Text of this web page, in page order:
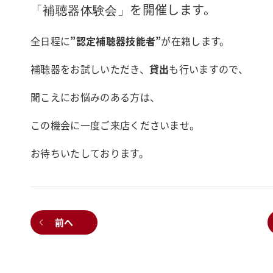
「補聴器体験会」 を開催します。
全日程に”認定補聴器技能者”が在籍します。
補聴器をお試しいただき、 貸出も行いますので、
聞こえにお悩みのある方は、
この機会に一度ご来店くださいませ。
お待ちいたしております。
前へ